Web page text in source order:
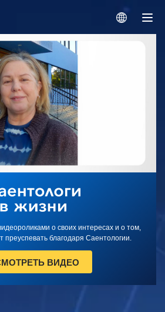
о своих интересах и о том,
преуспевать благодаря Саентологии.
ВИДЕО